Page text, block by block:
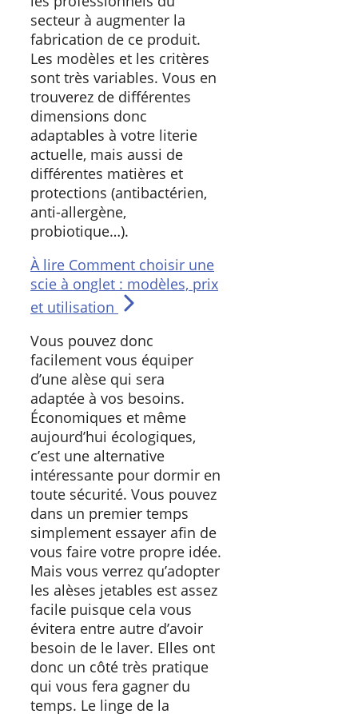
secteur à augmenter la
fabrication de ce produit.
Les modèles et les critères
sont très variables. Vous en
trouverez de différentes
dimensions donc
adaptables à votre literie
actuelle, mais aussi de
différentes matières et
protections (antibactérien,
anti-allergène,
probiotique…).
À lire Comment choisir une
scie à onglet : modèles, prix
et utilisation
Vous pouvez donc
facilement vous équiper
d’une alèse qui sera
adaptée à vos besoins.
Économiques et même
aujourd’hui écologiques,
c’est une alternative
intéressante pour dormir en
toute sécurité. Vous pouvez
dans un premier temps
simplement essayer afin de
vous faire votre propre idée.
Mais vous verrez qu’adopter
les alèses jetables est assez
facile puisque cela vous
évitera entre autre d’avoir
besoin de le laver. Elles ont
donc un côté très pratique
qui vous fera gagner du
temps. Le linge de la